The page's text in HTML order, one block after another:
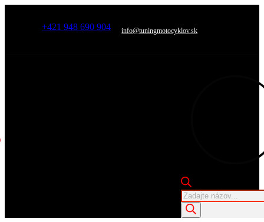
+421 948 690 904 info@tuningmotocyklov.sk
Products
search